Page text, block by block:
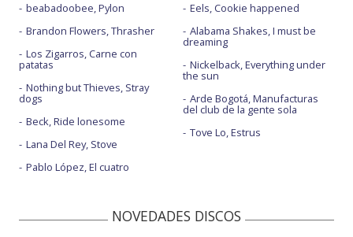
beabadoobee, Pylon
Brandon Flowers, Thrasher
Los Zigarros, Carne con
patatas
Nothing but Thieves, Stray
dogs
Beck, Ride lonesome
Lana Del Rey, Stove
Pablo López, El cuatro
Eels, Cookie happened
Alabama Shakes, I must be
dreaming
Nickelback, Everything under
the sun
Arde Bogotá, Manufacturas
del club de la gente sola
Tove Lo, Estrus
NOVEDADES DISCOS